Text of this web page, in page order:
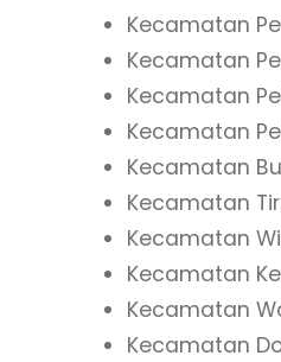
Kecamatan
Kecamatan
Kecamatan
Kecamatan
Kecamatan
Kecamatan
Kecamatan
Kecamatan
Kecamatan
Kecamatan